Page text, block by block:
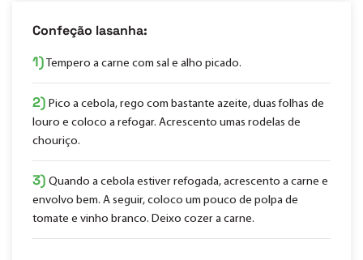
Confeção lasanha:
1) Tempero a carne com sal e alho picado.
2) Pico a cebola, rego com bastante azeite, duas folhas de
louro e coloco a refogar. Acrescento umas rodelas de
chouriço.
3) Quando a cebola estiver refogada, acrescento a carne e
envolvo bem. A seguir, coloco um pouco de polpa de
tomate e vinho branco. Deixo cozer a carne.